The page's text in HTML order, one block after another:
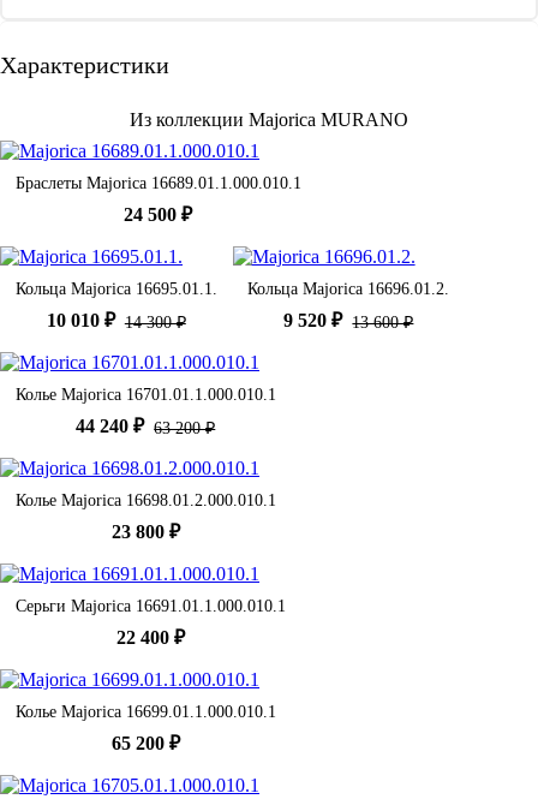
Характеристики
Из коллекции Majorica MURANO
Браслеты Majorica 16689.01.1.000.010.1
24 500 ₽
Кольца Majorica 16695.01.1.
10 010 ₽ 14 300 ₽
Кольца Majorica 16696.01.2.
9 520 ₽ 13 600 ₽
Колье Majorica 16701.01.1.000.010.1
44 240 ₽ 63 200 ₽
Колье Majorica 16698.01.2.000.010.1
23 800 ₽
Серьги Majorica 16691.01.1.000.010.1
22 400 ₽
Колье Majorica 16699.01.1.000.010.1
65 200 ₽